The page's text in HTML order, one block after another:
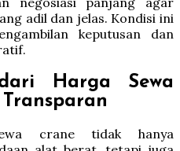
adil dan jelas. Kondisi ini
keputusan dan
Harga Sewa
crane tidak hanya